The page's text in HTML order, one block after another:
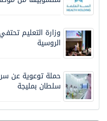
وزارة التعليم
الروسية
حملة توعوية عن
سلطان بمليجة